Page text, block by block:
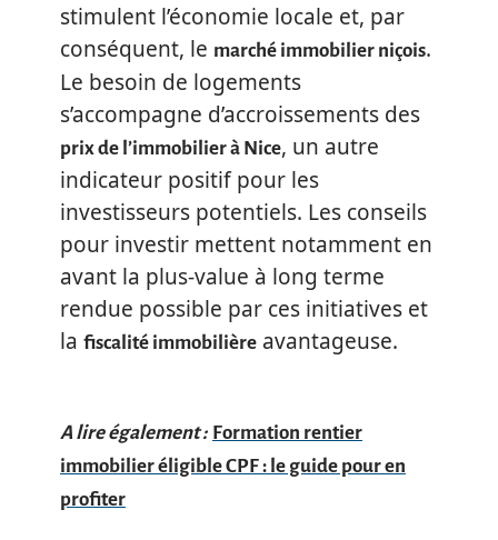
stimulent l’économie locale et, par
conséquent, le marché immobilier niçois.
Le besoin de logements
s’accompagne d’accroissements des
prix de l’immobilier à Nice, un autre
indicateur positif pour les
investisseurs potentiels. Les conseils
pour investir mettent notamment en
avant la plus-value à long terme
rendue possible par ces initiatives et
la fiscalité immobilière avantageuse.
A lire également : Formation rentier
immobilier éligible CPF : le guide pour en
profiter